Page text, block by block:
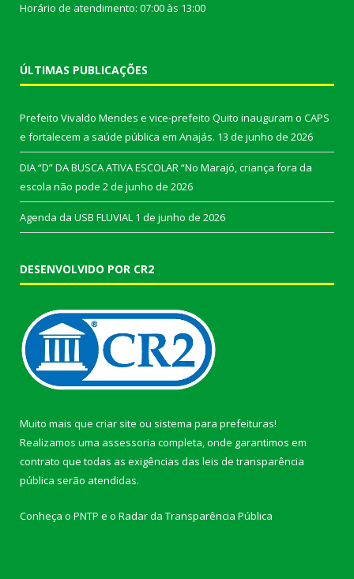
Horário de atendimento: 07:00 às 13:00
ÚLTIMAS PUBLICAÇÕES
Prefeito Vivaldo Mendes e vice-prefeito Quito inauguram o CAPS
e fortalecem a saúde pública em Anajás. 13 de junho de 2026
DIA “D” DA BUSCA ATIVA ESCOLAR “No Marajó, criança fora da
escola não pode 2 de junho de 2026
Agenda da USB FLUVIAL 1 de junho de 2026
DESENVOLVIDO POR CR2
Muito mais que criar site ou sistema para prefeituras!
Realizamos uma assessoria completa, onde garantimos em
contrato que todas as exigências das leis de transparência
pública serão atendidas.
Conheça o PNTP e o Radar da Transparência Pública